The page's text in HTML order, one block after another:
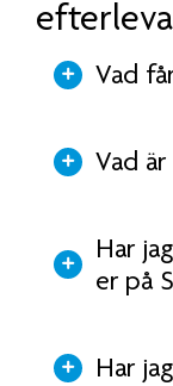
Vad
Vad
Har
er på
Har